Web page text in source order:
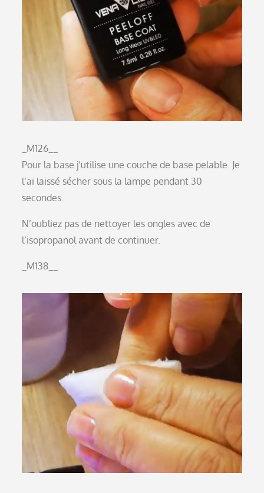
_M126__
Pour la base j’utilise une couche de base pelable. Je
l’ai laissé sécher sous la lampe pendant 30
secondes.
N’oubliez pas de nettoyer les ongles avec de
l’isopropanol avant de continuer.
_M138__